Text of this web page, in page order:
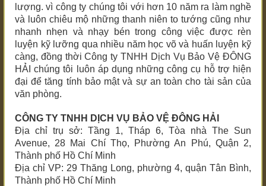
lượng. vì công ty chúng tôi với hơn 10 năm ra làm nghề
và luôn chiêu mộ những thanh niên to tướng cũng như
nhanh nhẹn và nhạy bén trong công việc được rèn
luyện kỹ lưỡng qua nhiều năm học võ và huấn luyện kỹ
càng, đồng thời Công ty TNHH Dịch Vụ Bảo Vệ ĐÔNG
HẢI chúng tôi luôn áp dụng những công cụ hỗ trợ hiện
đại để tăng tính bảo mật và sự an toàn cho tài sản của
văn phòng.
CÔNG TY TNHH DỊCH VỤ BẢO VỆ ĐÔNG HẢI
Địa chỉ trụ sở: Tầng 1, Tháp 6, Tòa nhà The Sun
Avenue, 28 Mai Chí Thọ, Phường An Phú, Quận 2,
Thành phố Hồ Chí Minh
Địa chỉ VP: 29 Thăng Long, phường 4, quận Tân Bình,
Thành phố Hồ Chí Minh